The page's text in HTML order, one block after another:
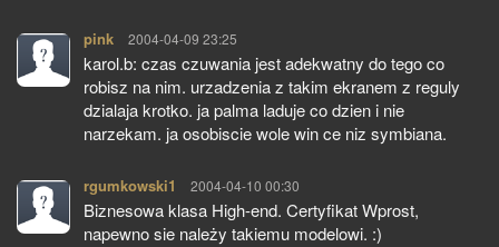
pink pisze:
2004-04-09 23:25
karol.b: czas czuwania jest adekwatny do tego co
robisz na nim. urzadzenia z takim ekranem z reguly
dzialaja krotko. ja palma laduje co dzien i nie
narzekam. ja osobiscie wole win ce niz symbiana.
rgumkowski1 pisze:
2004-04-10 00:30
Biznesowa klasa High-end. Certyfikat Wprost,
napewno sie należy takiemu modelowi. :)